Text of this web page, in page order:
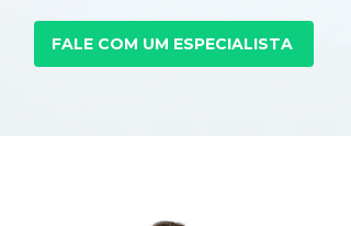
FALE COM UM ESPECIALISTA